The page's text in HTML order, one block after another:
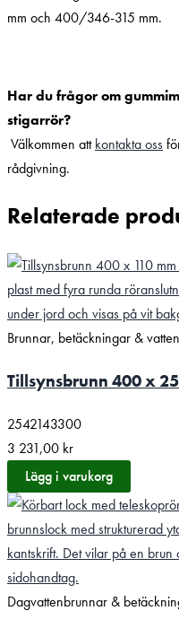
mm och 400/346-315 mm.
Har du frågor om
stigarrör?
Välkommen attkontakta oss
rådgivning.
Relaterade
Brunnar, betäckningar &
Tillsynsbrunn 400 x
2542143300
3 231,00 kr
Lägg i varukorg
Dagvattenbrunnar &